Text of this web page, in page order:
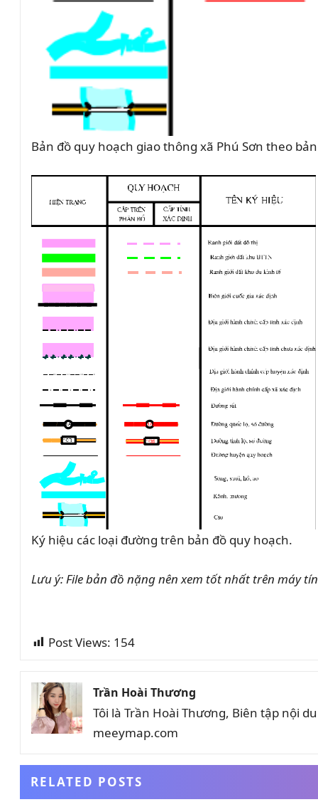
Bản đồ quy hoạch giao thông xã Phú Sơn theo
Ký hiệu các loại đường trên bản đồ quy hoạch.
Lưu ý: File bản đồ nặng nên xem tốt nhất trên máy
Post Views: 154
Trần Hoài Thương
Tôi là Trần Hoài Thương, Biên tập nội
meeymap.com
RELATED POSTS